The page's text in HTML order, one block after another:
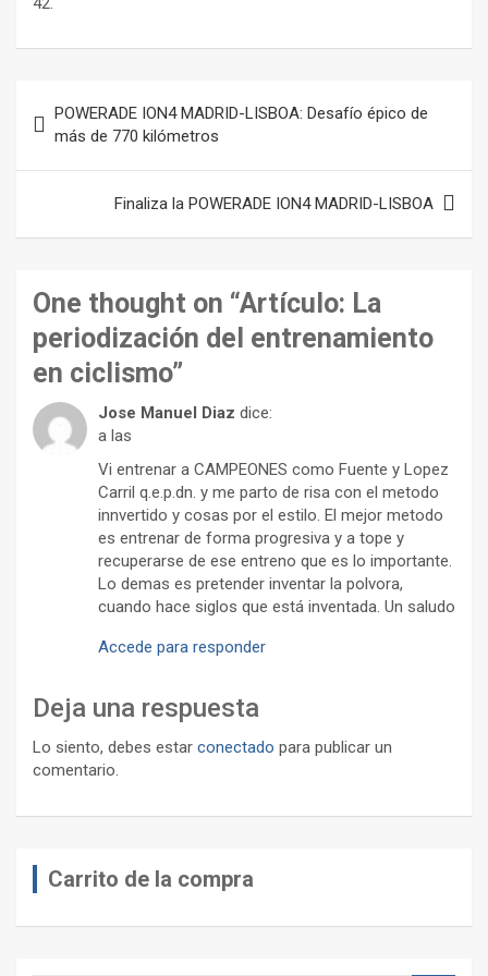
de
entradas
POWERADE ION4 MADRID-LISBOA: Desafío épico de
más de 770 kilómetros
Finaliza la POWERADE ION4 MADRID-LISBOA
One thought on “Artículo: La
periodización del entrenamiento
en ciclismo”
Jose Manuel Diaz dice:
a las
Vi entrenar a CAMPEONES como Fuente y Lopez
Carril q.e.p.dn. y me parto de risa con el metodo
innvertido y cosas por el estilo. El mejor metodo
es entrenar de forma progresiva y a tope y
recuperarse de ese entreno que es lo importante.
Lo demas es pretender inventar la polvora,
cuando hace siglos que está inventada. Un saludo
Accede para responder
Deja una respuesta
Lo siento, debes estar conectado para publicar un
comentario.
Carrito de la compra